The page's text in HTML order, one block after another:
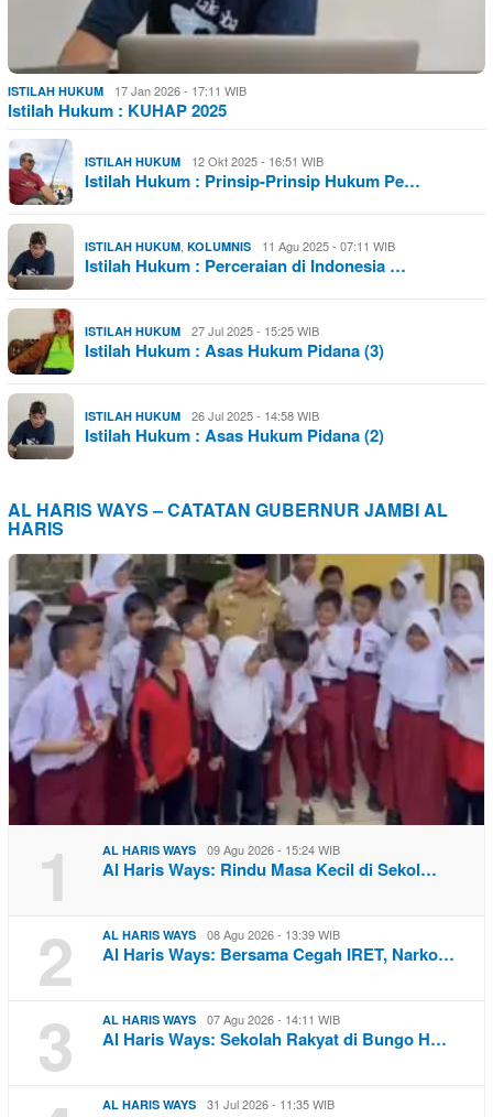
ISTILAH HUKUM 17 Jan 2026 - 17:11 WIB
Istilah Hukum : KUHAP 2025
ISTILAH HUKUM 12 Okt 2025 - 16:51 WIB
Istilah Hukum : Prinsip-Prinsip Hukum Pe…
ISTILAH HUKUM, KOLUMNIS 11 Agu 2025 - 07:11 WIB
Istilah Hukum : Perceraian di Indonesia …
ISTILAH HUKUM 27 Jul 2025 - 15:25 WIB
Istilah Hukum : Asas Hukum Pidana (3)
ISTILAH HUKUM 26 Jul 2025 - 14:58 WIB
Istilah Hukum : Asas Hukum Pidana (2)
AL HARIS WAYS – CATATAN GUBERNUR JAMBI AL
HARIS
1 AL HARIS WAYS 09 Agu 2026 - 15:24 WIB
Al Haris Ways: Rindu Masa Kecil di Sekol…
2 AL HARIS WAYS 08 Agu 2026 - 13:39 WIB
Al Haris Ways: Bersama Cegah IRET, Narko…
3 AL HARIS WAYS 07 Agu 2026 - 14:11 WIB
Al Haris Ways: Sekolah Rakyat di Bungo H…
AL HARIS WAYS 31 Jul 2026 - 11:35 WIB